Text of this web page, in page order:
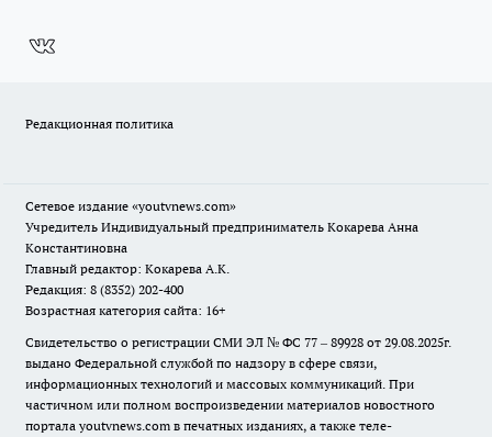
Редакционная политика
Сетевое издание «youtvnews.com»
Учредитель Индивидуальный предприниматель Кокарева Анна
Константиновна
Главный редактор: Кокарева А.К.
Редакция: 8 (8352) 202-400
Возрастная категория сайта: 16+
Свидетельство о регистрации СМИ ЭЛ № ФС 77 – 89928 от 29.08.2025г.
выдано Федеральной службой по надзору в сфере связи,
информационных технологий и массовых коммуникаций. При
частичном или полном воспроизведении материалов новостного
портала youtvnews.com в печатных изданиях, а также теле-